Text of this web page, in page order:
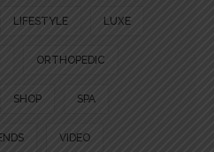
LIFESTYLE LUXE
ORTHOPEDIC
SHOP SPA
VIDEO